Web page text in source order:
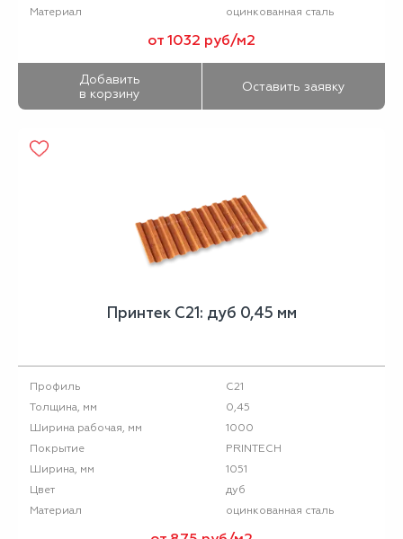
Материал
оцинкованная сталь
от 1032 руб/м2
Добавить
в корзину
Оставить заявку
Принтек С21: дуб 0,45 мм
Профиль
С21
Толщина, мм
0,45
Ширина рабочая, мм
1000
Покрытие
PRINTECH
Ширина, мм
1051
Цвет
дуб
Материал
оцинкованная сталь